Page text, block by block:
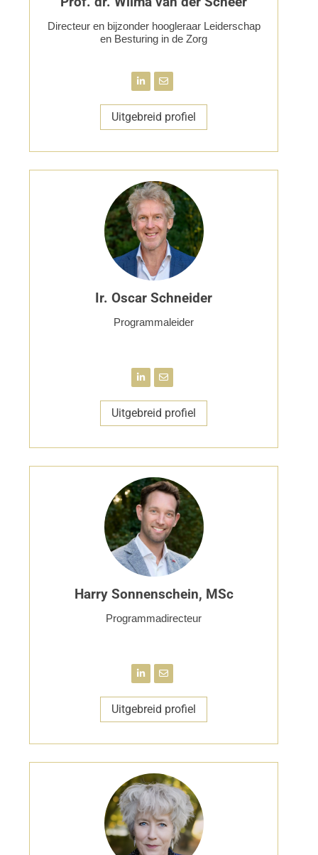
Directeur en bijzonder hoogleraar Leiderschap
en Besturing in de Zorg
Uitgebreid profiel
Ir. Oscar Schneider
Programmaleider
Uitgebreid profiel
Harry Sonnenschein, MSc
Programmadirecteur
Uitgebreid profiel